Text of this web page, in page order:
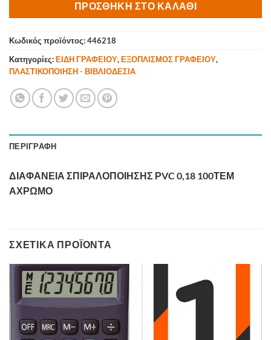
ΠΡΟΣΘΉΚΗ ΣΤΟ ΚΑΛΆΘΙ
Κωδικός προϊόντος:446218
Κατηγορίες:ΕΙΔΗ ΓΡΑΦΕΙΟΥ,ΕΞΟΠΛΙΣΜΟΣ ΓΡΑΦΕΙΟΥ,
ΠΛΑΣΤΙΚΟΠΟΙΗΣΗ - ΒΙΒΛΙΟΔΕΣΙΑ
ΠΕΡΙΓΡΑΦΉ
ΔΙΑΦΑΝΕΙΑ ΣΠΙΡΑΛΟΠΟΙΗΣΗΣ ΡVC 0,18 100ΤΕΜ
ΑΧΡΩΜΟ
ΣΧΕΤΙΚΆ ΠΡΟΪΌΝΤΑ